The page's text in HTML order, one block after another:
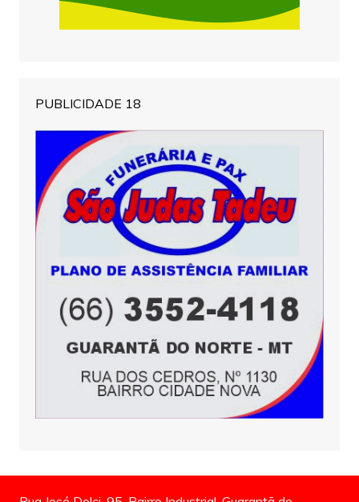
PUBLICIDADE 18